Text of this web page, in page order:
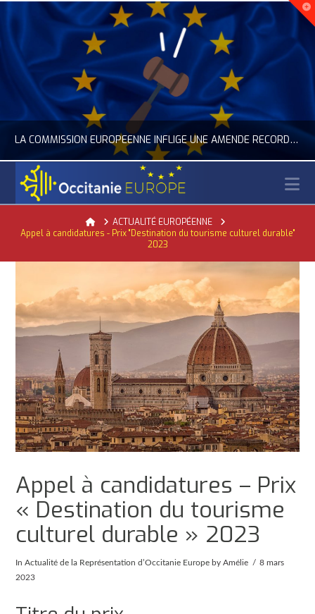
LA COMMISSION EUROPÉENNE INFLIGE UNE AMENDE RECORD À GOOGLE
ACTUALITÉ DE L'UNION EUROPÉENNE, ACTUALITÉ DE LA REPRÉSENTATION D’OCCITANIE EUROPE, NUMÉRIQUE- DIGITAL
HomeACTUALITÉ EUROPÉENNE
Appel à candidatures - Prix "Destination du tourisme culturel durable"
2023
Appel à candidatures – Prix
« Destination du tourisme
culturel durable » 2023
InActualité de la Représentation d’Occitanie Europe by Amélie
8 mars
2023